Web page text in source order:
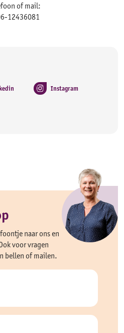
of mail:
12436081
Instagram
naar ons en
voor vragen
bellen of mailen.